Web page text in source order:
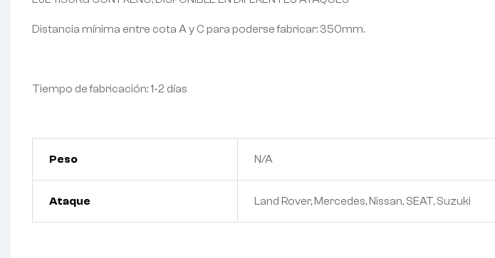
Distancia mínima entre cota A y C para poderse fabricar: 350mm.
Tiempo de fabricación: 1-2 días
Peso N/A
Ataque Land Rover, Mercedes, Nissan, SEAT, Suzuki